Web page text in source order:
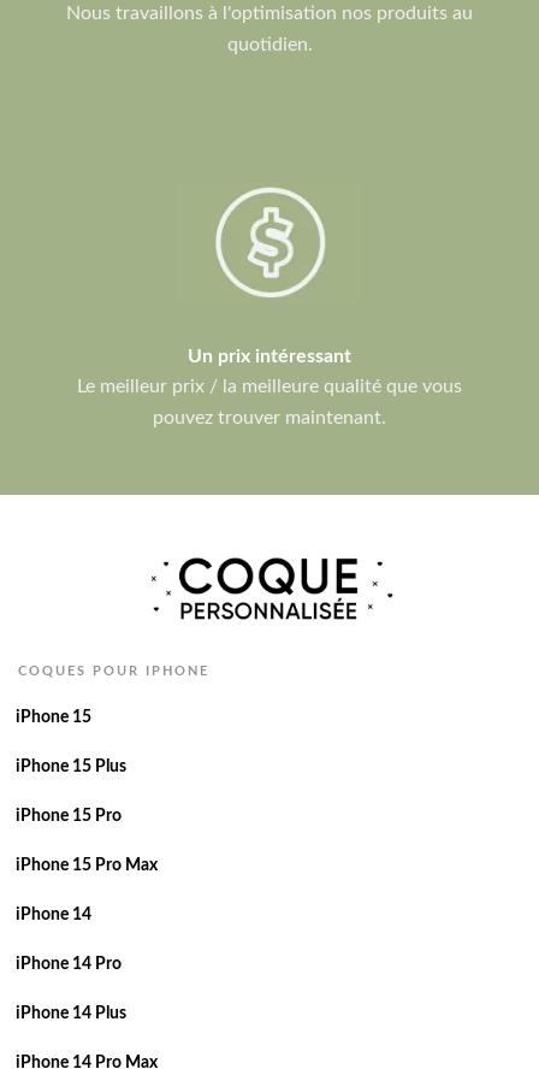
Nous travaillons à l'optimisation nos produits au
quotidien.
Un prix intéressant
Le meilleur prix / la meilleure qualité que vous
pouvez trouver maintenant.
COQUES POUR IPHONE
iPhone 15
iPhone 15 Plus
iPhone 15 Pro
iPhone 15 Pro Max
iPhone 14
iPhone 14 Pro
iPhone 14 Plus
iPhone 14 Pro Max